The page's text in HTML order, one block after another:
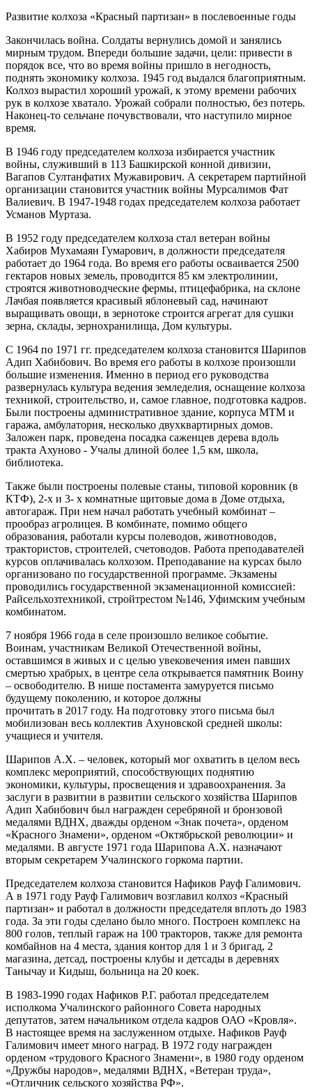
Развитие колхоза «Красный партизан» в послевоенные годы
Закончилась война. Солдаты вернулись домой и занялись
мирным трудом. Впереди большие задачи, цели: привести в
порядок все, что во время войны пришло в негодность,
поднять экономику колхоза. 1945 год выдался благоприятным.
Колхоз вырастил хороший урожай, к этому времени рабочих
рук в колхозе хватало. Урожай собрали полностью, без потерь.
Наконец-то сельчане почувствовали, что наступило мирное
время.
В 1946 году председателем колхоза избирается участник
войны, служивший в 113 Башкирской конной дивизии,
Вагапов Султанфатих Мужавирович. А секретарем партийной
организации становится участник войны Мурсалимов Фат
Валиевич. В 1947-1948 годах председателем колхоза работает
Усманов Муртаза.
В 1952 году председателем колхоза стал ветеран войны
Хабиров Мухамаян Гумарович, в должности председателя
работает до 1964 года. Во время его работы осваивается 2500
гектаров новых земель, проводится 85 км электролинии,
строятся животноводческие фермы, птицефабрика, на склоне
Лачбая появляется красивый яблоневый сад, начинают
выращивать овощи, в зернотоке строится агрегат для сушки
зерна, склады, зернохранилища, Дом культуры.
С 1964 по 1971 гг. председателем колхоза становится Шарипов
Адип Хабибович. Во время его работы в колхозе произошли
большие изменения. Именно в период его руководства
развернулась культура ведения земледелия, оснащение колхоза
техникой, строительство, и, самое главное, подготовка кадров.
Были построены административное здание, корпуса МТМ и
гаража, амбулатория, несколько двухквартирных домов.
Заложен парк, проведена посадка саженцев дерева вдоль
тракта Ахуново - Учалы длиной более 1,5 км, школа,
библиотека.
Также были построены полевые станы, типовой коровник (в
КТФ), 2-х и 3- х комнатные щитовые дома в Доме отдыха,
автогараж. При нем начал работать учебный комбинат –
прообраз агролицея. В комбинате, помимо общего
образования, работали курсы полеводов, животноводов,
трактористов, строителей, счетоводов. Работа преподавателей
курсов оплачивалась колхозом. Преподавание на курсах было
организовано по государственной программе. Экзамены
проводились государственной экзаменационной комиссией:
Райсельхозтехникой, стройтрестом №146, Уфимским учебным
комбинатом.
7 ноября 1966 года в селе произошло великое событие.
Воинам, участникам Великой Отечественной войны,
оставшимся в живых и с целью увековечения имен павших
смертью храбрых, в центре села открывается памятник Воину
– освободителю. В нише постамента замуруется письмо
будущему поколению, и которое должны
прочитать в 2017 году. На подготовку этого письма был
мобилизован весь коллектив Ахуновской средней школы:
учащиеся и учителя.
Шарипов А.Х. – человек, который мог охватить в целом весь
комплекс мероприятий, способствующих поднятию
экономики, культуры, просвещения и здравоохранения. За
заслуги в развитии в развитии сельского хозяйства Шарипов
Адип Хабибович был награжден серебряной и бронзовой
медалями ВДНХ, дважды орденом «Знак почета», орденом
«Красного Знамени», орденом «Октябрьской революции» и
медалями. В августе 1971 года Шарипова А.Х. назначают
вторым секретарем Учалинского горкома партии.
Председателем колхоза становится Нафиков Рауф Галимович.
А в 1971 году Рауф Галимович возглавил колхоз «Красный
партизан» и работал в должности председателя вплоть до 1983
года. За эти годы сделано было много. Построен комплекс на
800 голов, теплый гараж на 100 тракторов, также для ремонта
комбайнов на 4 места, здания контор для 1 и 3 бригад, 2
магазина, детсад, построены клубы и детсады в деревнях
Танычау и Кидыш, больница на 20 коек.
В 1983-1990 годах Нафиков Р.Г. работал председателем
исполкома Учалинского районного Совета народных
депутатов, затем начальником отдела кадров ОАО «Кровля».
В настоящее время на заслуженном отдыхе. Нафиков Рауф
Галимович имеет много наград. В 1972 году награжден
орденом «трудового Красного Знамени», в 1980 году орденом
«Дружбы народов», медалями ВДНХ, «Ветеран труда»,
«Отличник сельского хозяйства РФ».